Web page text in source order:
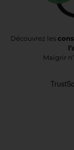
Découvrez les
Maigrir